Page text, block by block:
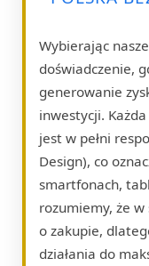
Wybierając
doświadczenie,
generowanie
inwestycji.
jest w pełni
Design), co
smartfonach,
rozumiemy, że
o zakupie,
działania do